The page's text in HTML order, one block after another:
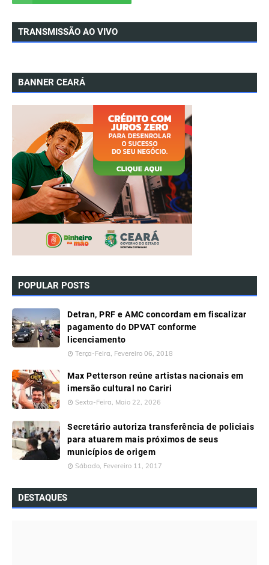
TRANSMISSÃO AO VIVO
BANNER CEARÁ
POPULAR POSTS
Detran, PRF e AMC concordam em fiscalizar
pagamento do DPVAT conforme
licenciamento
Terça-Feira, Fevereiro 06, 2018
Max Petterson reúne artistas nacionais em
imersão cultural no Cariri
Sexta-Feira, Maio 22, 2026
Secretário autoriza transferência de policiais
para atuarem mais próximos de seus
municípios de origem
Sábado, Fevereiro 11, 2017
DESTAQUES